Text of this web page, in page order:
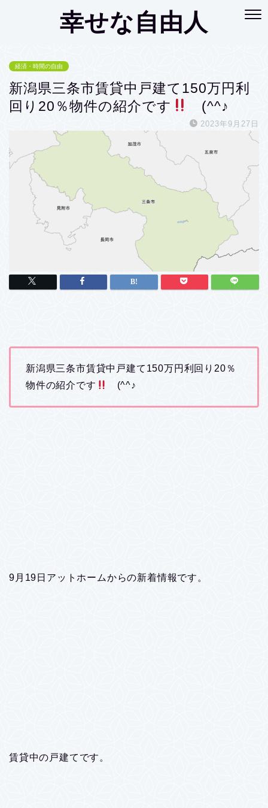
幸せな自由人
経済・時間の自由
新潟県三条市賃貸中戸建て150万円利
回り20％物件の紹介です
(^^♪
2023年9月27日
新潟県三条市賃貸中戸建て150万円利回り20％
物件の紹介です
(^^♪
9月19日アットホームからの新着情報です。
賃貸中の戸建てです。